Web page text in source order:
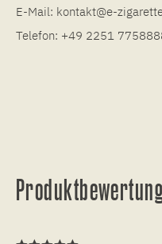
E-Mail: kontakt@e-
Telefon: +49 2251